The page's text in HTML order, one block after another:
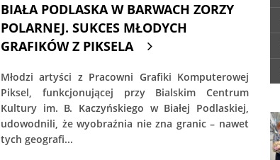
BIAŁA PODLASKA W BARWACH ZORZY
POLARNEJ. SUKCES MŁODYCH
GRAFIKÓW Z PIKSELA
Młodzi artyści z Pracowni Grafiki Komputerowej
Piksel, funkcjonującej przy Bialskim Centrum
Kultury im. B. Kaczyńskiego w Białej Podlaskiej,
udowodnili, że wyobraźnia nie zna granic – nawet
tych geografi...